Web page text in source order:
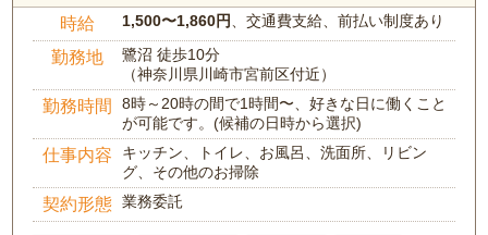
時給 1,500〜1,860円 、交通費支給、前払い制度あり
勤務地
鷺沼 徒歩10分
（神奈川県川崎市宮前区付近）
勤務時間
8時～20時の間で1時間〜、好きな日に働くこと
が可能です。(候補の日時から選択)
仕事内容
キッチン、トイレ、お風呂、洗面所、リビン
グ、その他のお掃除
契約形態 業務委託